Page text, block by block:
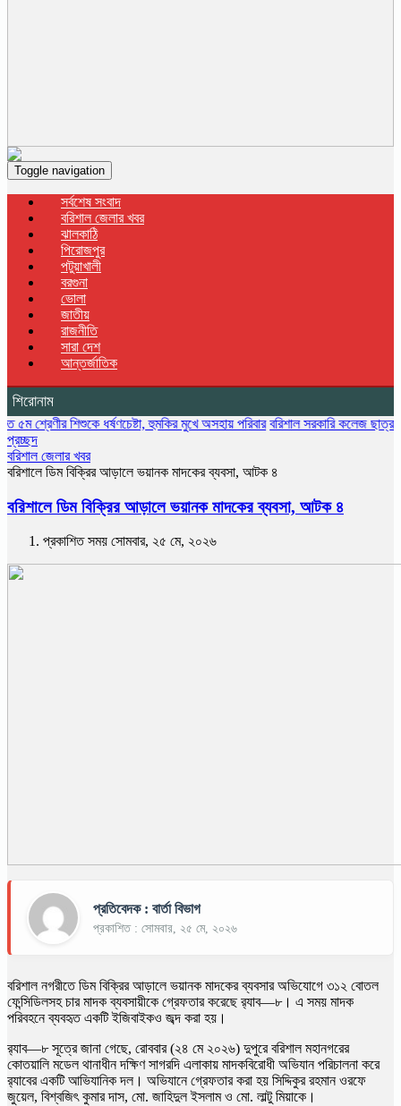
Toggle navigation
সর্বশেষ সংবাদ
বরিশাল জেলার খবর
ঝালকাঠি
পিরোজপুর
পটুয়াখালী
বরগুনা
ভোলা
জাতীয়
রাজনীতি
সারা দেশ
আন্তর্জাতিক
শিরোনাম
শিশুকে ধর্ষণচেষ্টা, হুমকির মুখে অসহায় পরিবার বরিশাল সরকারি কলেজ ছাত্রদলের
প্রচ্ছদ
বরিশাল জেলার খবর
বরিশালে ডিম বিক্রির আড়ালে ভয়ানক মাদকের ব্যবসা, আটক ৪
বরিশালে ডিম বিক্রির আড়ালে ভয়ানক মাদকের ব্যবসা, আটক ৪
প্রকাশিত সময় সোমবার, ২৫ মে, ২০২৬
প্রতিবেদক : বার্তা বিভাগ
প্রকাশিত : সোমবার, ২৫ মে, ২০২৬
বরিশাল নগরীতে ডিম বিক্রির আড়ালে ভয়ানক মাদকের ব্যবসার অভিযোগে ৩১২ বোতল
ফেন্সিডিলসহ চার মাদক ব্যবসায়ীকে গ্রেফতার করেছে র‌্যাব—৮। এ সময় মাদক
পরিবহনে ব্যবহৃত একটি ইজিবাইকও জব্দ করা হয়।
র‌্যাব—৮ সূত্রে জানা গেছে, রোববার (২৪ মে ২০২৬) দুপুরে বরিশাল মহানগরের
কোতয়ালি মডেল থানাধীন দক্ষিণ সাগরদি এলাকায় মাদকবিরোধী অভিযান পরিচালনা করে
র‌্যাবের একটি আভিযানিক দল। অভিযানে গ্রেফতার করা হয় সিদ্দিকুর রহমান ওরফে
জুয়েল, বিশ্বজিৎ কুমার দাস, মো. জাহিদুল ইসলাম ও মো. লাল্টু মিয়াকে।